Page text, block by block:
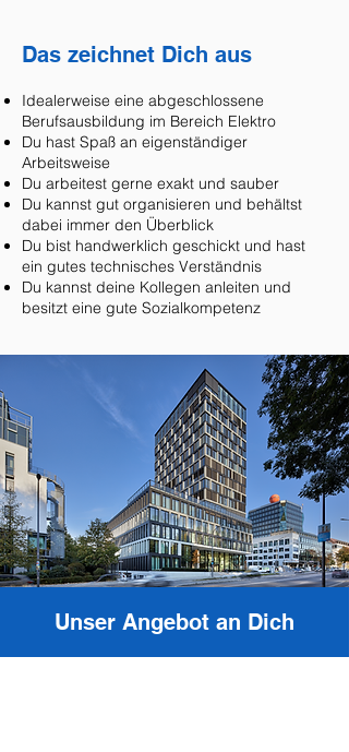
Das zeichnet Dich aus
Idealerweise eine abgeschlossene
Berufsausbildung im Bereich Elektro
Du hast Spaß an eigenständiger
Arbeitsweise
Du arbeitest gerne exakt und sauber
Du kannst gut organisieren und behältst
dabei immer den Überblick
Du bist handwerklich geschickt und hast
ein gutes technisches Verständnis
Du kannst deine Kollegen anleiten und
besitzt eine gute Sozialkompetenz
Unser Angebot an Dich